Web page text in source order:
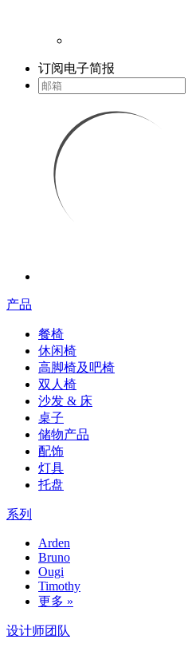
订阅电子简报
产品
餐椅
休闲椅
高脚椅及吧椅
双人椅
沙发 & 床
桌子
储物产品
配饰
灯具
托盘
系列
Arden
Bruno
Ougi
Timothy
更多 »
设计师团队